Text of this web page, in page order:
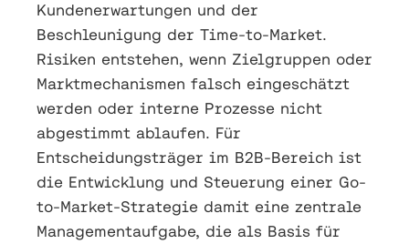
Kundenerwartungen und der
Beschleunigung der Time-to-Market.
Risiken entstehen, wenn Zielgruppen oder
Marktmechanismen falsch eingeschätzt
werden oder interne Prozesse nicht
abgestimmt ablaufen. Für
Entscheidungsträger im B2B-Bereich ist
die Entwicklung und Steuerung einer Go-
to-Market-Strategie damit eine zentrale
Managementaufgabe, die als Basis für